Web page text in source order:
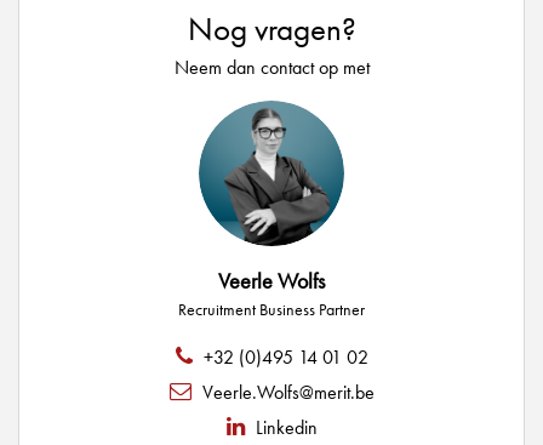
Nog vragen?
Neem dan contact op met
Veerle Wolfs
Recruitment Business Partner
+32 (0)495 14 01 02
Veerle.Wolfs@merit.be
Linkedin